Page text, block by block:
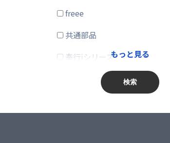
情報通信業
運輸業、郵便業
卸売業、小売業
金融業、保険業
freee
共通部品
奉行iシリーズもっと見る
検索